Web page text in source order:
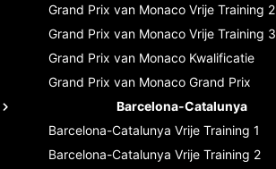
Grand Prix van Monaco Vrije Training 2
Grand Prix van Monaco Vrije Training 3
Grand Prix van Monaco Kwalificatie
Grand Prix van Monaco Grand Prix
Barcelona-Catalunya
Barcelona-Catalunya Vrije Training 1
Barcelona-Catalunya Vrije Training 2